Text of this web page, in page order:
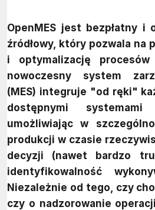
OpenMES jest bezpłatny
źródłowy, który pozwala na
i optymalizację
nowoczesny system
(MES) integruje "od ręki"
dostępnymi
umożliwiając w
produkcji w czasie
decyzji (nawet bardzo
identyfikowalność
Niezależnie od tego, czy
czy o nadzorowanie